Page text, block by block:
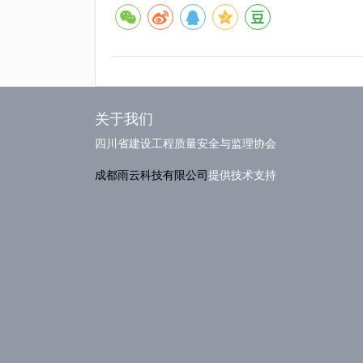
关于我们
四川省建设工程质量安全与监理协会
成都雨云科技有限公司提供技术支持